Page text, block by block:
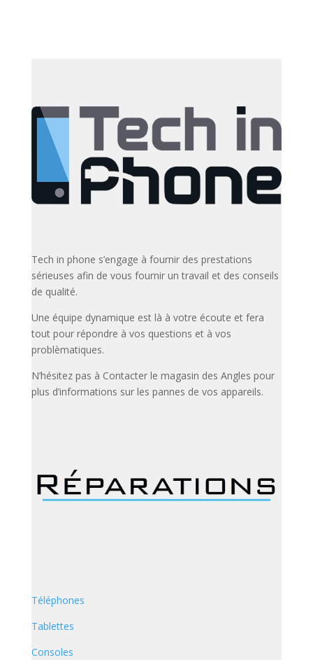
Tech in phone s’engage à fournir des prestations
sérieuses afin de vous fournir un travail et des conseils
de qualité.
Une équipe dynamique est là à votre écoute et fera
tout pour répondre à vos questions et à vos
problèmatiques.
N’hésitez pas à Contacter le magasin des Angles pour
plus d’informations sur les pannes de vos appareils.
Téléphones
Tablettes
Consoles